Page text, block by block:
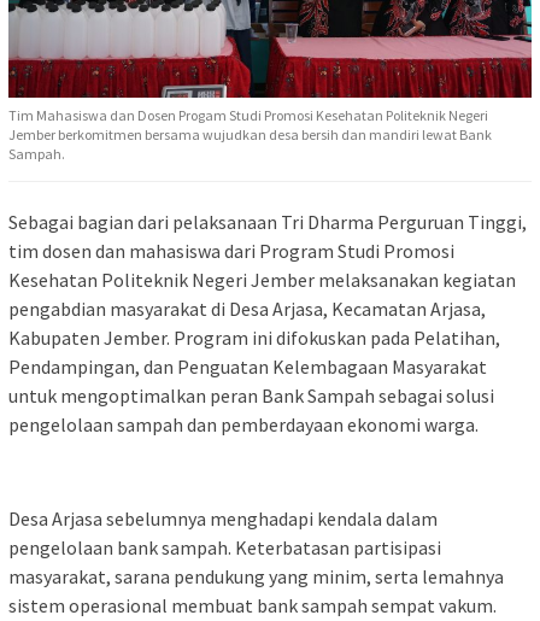
Tim Mahasiswa dan Dosen Progam Studi Promosi Kesehatan Politeknik Negeri
Jember berkomitmen bersama wujudkan desa bersih dan mandiri lewat Bank
Sampah.
Sebagai bagian dari pelaksanaan Tri Dharma Perguruan Tinggi,
tim dosen dan mahasiswa dari Program Studi Promosi
Kesehatan Politeknik Negeri Jember melaksanakan kegiatan
pengabdian masyarakat di Desa Arjasa, Kecamatan Arjasa,
Kabupaten Jember. Program ini difokuskan pada Pelatihan,
Pendampingan, dan Penguatan Kelembagaan Masyarakat
untuk mengoptimalkan peran Bank Sampah sebagai solusi
pengelolaan sampah dan pemberdayaan ekonomi warga.
Desa Arjasa sebelumnya menghadapi kendala dalam
pengelolaan bank sampah. Keterbatasan partisipasi
masyarakat, sarana pendukung yang minim, serta lemahnya
sistem operasional membuat bank sampah sempat vakum.